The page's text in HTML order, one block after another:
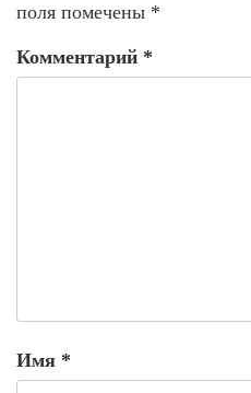
поля помечены *
Комментарий *
Имя *